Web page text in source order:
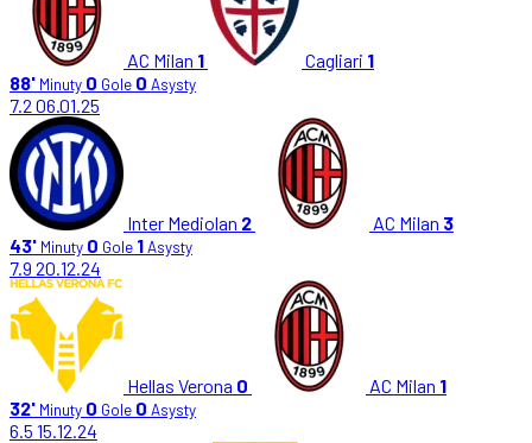
AC Milan 1 Cagliari 1
88' Minuty 0 Gole 0 Asysty
7.2 06.01.25
Inter Mediolan 2 AC Milan 3
43' Minuty 0 Gole 1Asysty
7.9 20.12.24
Hellas Verona 0 AC Milan 1
32' Minuty 0 Gole 0 Asysty
6.5 15.12.24